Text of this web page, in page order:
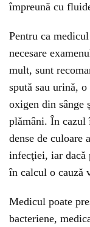
împreună cu
Pentru ca
necesare
mult, sunt
spută sau urină,
oxigen din sânge
plămâni. În cazul
dense de culoare
infecţiei, iar dacă
în calcul o cauză
Medicul poate
bacteriene,